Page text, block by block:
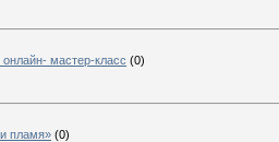
мастер-класс (0)
пламя» (0)